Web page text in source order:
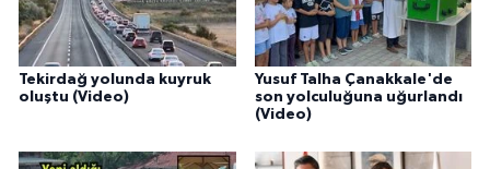
Tekirdağ yolunda kuyruk
oluştu (Video)
Yusuf Talha Çanakkale'de
son yolculuğuna uğurlandı
(Video)